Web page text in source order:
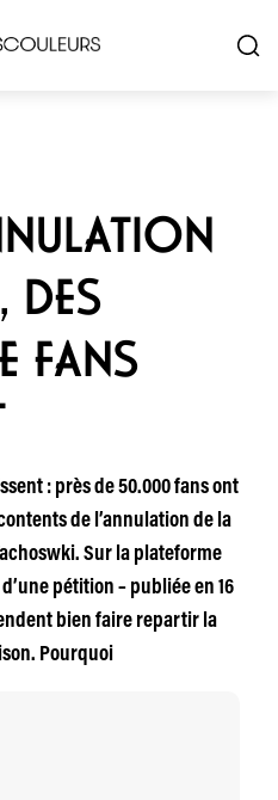
DES
FANS
: près de 50.000 fans ont
de l’annulation de la
Sur la plateforme
pétition – publiée en 16
bien faire repartir la
Pourquoi